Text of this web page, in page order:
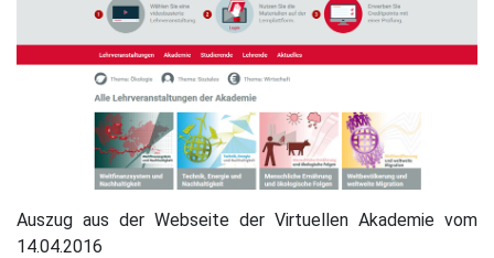
Auszug aus der Webseite der Virtuellen Akademie vom
14.04.2016